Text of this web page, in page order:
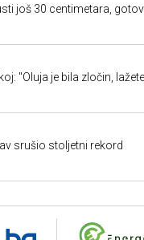
još 30 centimetara,
"Oluja je bila zločin,
srušio stoljetni rekord